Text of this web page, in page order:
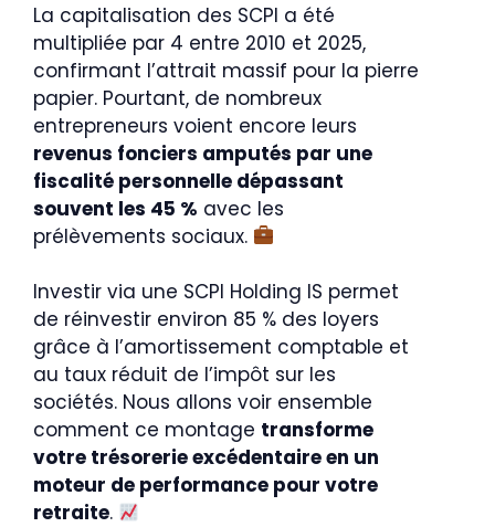
La capitalisation des SCPI a été
multipliée par 4 entre 2010 et 2025,
confirmant l’attrait massif pour la pierre
papier. Pourtant, de nombreux
entrepreneurs voient encore leurs
revenus fonciers amputés par une
fiscalité personnelle dépassant
souvent les 45 % avec les
prélèvements sociaux.
Investir via une SCPI Holding IS permet
de réinvestir environ 85 % des loyers
grâce à l’amortissement comptable et
au taux réduit de l’impôt sur les
sociétés. Nous allons voir ensemble
comment ce montage transforme
votre trésorerie excédentaire en un
moteur de performance pour votre
retraite.